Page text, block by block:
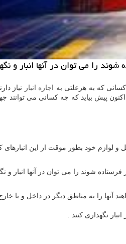
را می توان در آنها انبار و
که به هرعلتی به اجاره انبار
نیاز
پیش بیاید که چه کسانی می توانند
خود بطور موقت از این انبارهای
شوند را می توان در آنها انبار و
آنها را به مناطق دیگر در داخل و یا
نگهداری کنند .